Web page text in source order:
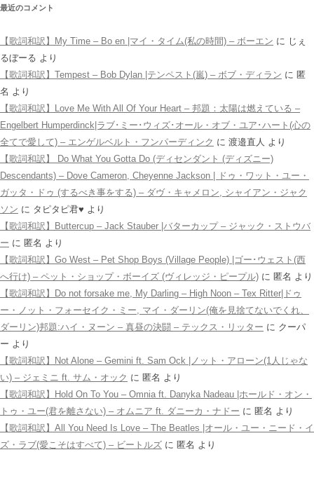
最近のコメント
【歌詞和訳】My Time – Bo en |マイ・タイム(私の時間) – ボーエン に じぇ
るぼーる より
【歌詞和訳】Tempest – Bob Dylan |テンペスト(嵐) – ボブ・ディラン に 匿
名 より
【歌詞和訳】Love Me With All Of Your Heart – 邦題：太陽は燃えている –
Engelbert Humperdinck|ラブ･ミー･ウィズ･オール・オブ・ユア･ハート(心の
全てで愛して) – エンゲルベルト・フンパーディンク に 渡邉直人 より
【歌詞和訳】 Do What You Gotta Do (ディセンダント (ディズニー)
Descendants) – Dove Cameron, Cheyenne Jackson | ドゥ・ワット・ユー・
ガッタ・ドゥ (するべき事をする) – ダヴ・キャメロン, シャイアン・ジャク
ソン に タピタピ君♥️ より
【歌詞和訳】Buttercup – Jack Stauber |バターカップ – ジャック・ストウバ
ー に 匿名 より
【歌詞和訳】Go West – Pet Shop Boys (Village People) |ゴー･ウェスト(西
へ行け) – ペット・ショップ・ボーイズ (ヴィレッジ・ピープル) に 匿名 より
【歌詞和訳】Do not forsake me, My Darling – High Noon – Tex Ritter|ドゥ
ー・ノット・フォーセイク・ミー, マイ・ダーリン(俺を見捨てないでくれ、
ダーリン)邦題:ハイ・ヌーン – 真昼の決闘 – テックス・リッター に クーパ
ー より
【歌詞和訳】Not Alone – Gemini ft. Sam Ock |ノット・アローン(1人じゃな
い) – ジェミニ ft. サム・オック に 匿名 より
【歌詞和訳】Hold On To You – Omnia ft. Danyka Nadeau |ホールド・オン・
トゥ・ユー(君を離さない) – オムニア ft. ダニーカ・ナドー に 匿名 より
【歌詞和訳】All You Need Is Love – The Beatles |オール・ユー・ニード・イ
ズ・ラブ(愛こそはすべて) – ビートルズ に 匿名 より